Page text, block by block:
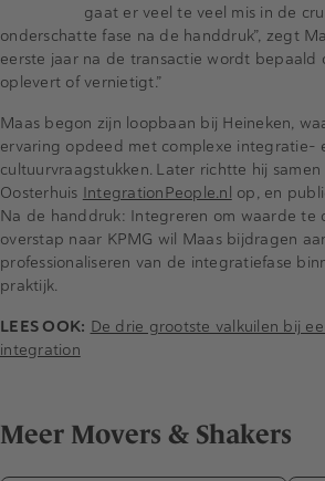
gaat er veel te veel mis in de
onderschatte fase na de handdruk”, zegt
eerste jaar na de transactie wordt bepaald
oplevert of vernietigt.”
Maas begon zijn loopbaan bij Heineken,
ervaring opdeed met complexe integratie-
cultuurvraagstukken. Later richtte hij
Oosterhuis IntegrationPeople.nl op, en
Na de handdruk: Integreren om waarde te
overstap naar KPMG wil Maas bijdragen
professionaliseren van de integratiefase
praktijk.
LEES OOK: De drie grootste valkuilen bij
integration
Meer Movers & Shakers